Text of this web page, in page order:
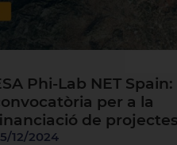
Phi-Lab NET
per a la
de projectes
12/2024